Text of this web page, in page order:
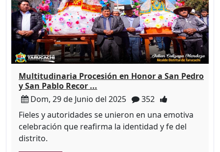
Multitudinaria Procesión en Honor a San Pedro
y San Pablo Recor ...
Dom, 29 de Junio del 2025
352
Fieles y autoridades se unieron en una emotiva
celebración que reafirma la identidad y fe del
distrito.